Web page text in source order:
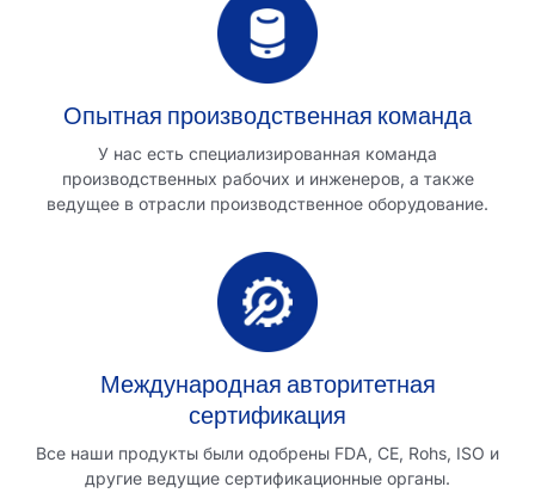
Опытная производственная команда
У нас есть специализированная команда
производственных рабочих и инженеров, а также
ведущее в отрасли производственное оборудование.
Международная авторитетная
сертификация
Все наши продукты были одобрены FDA, CE, Rohs, ISO и
другие ведущие сертификационные органы.